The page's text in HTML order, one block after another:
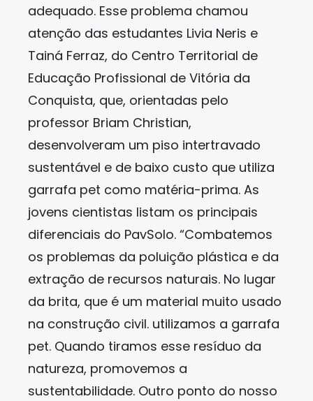
adequado. Esse problema chamou
atenção das estudantes Livia Neris e
Tainá Ferraz, do Centro Territorial de
Educação Profissional de Vitória da
Conquista, que, orientadas pelo
professor Briam Christian,
desenvolveram um piso intertravado
sustentável e de baixo custo que utiliza
garrafa pet como matéria-prima. As
jovens cientistas listam os principais
diferenciais do PavSolo. “Combatemos
os problemas da poluição plástica e da
extração de recursos naturais. No lugar
da brita, que é um material muito usado
na construção civil. utilizamos a garrafa
pet. Quando tiramos esse resíduo da
natureza, promovemos a
sustentabilidade. Outro ponto do nosso